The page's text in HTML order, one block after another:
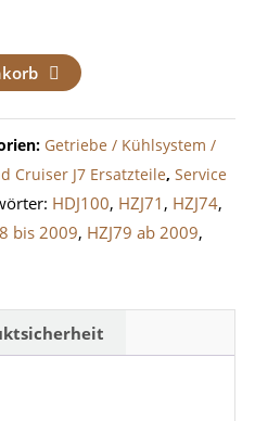
Getriebe / Kühlsystem /
Cruiser J7 Ersatzteile, Service
HDJ100, HZJ71 , HZJ74,
bis 2009, HZJ79 ab 2009,